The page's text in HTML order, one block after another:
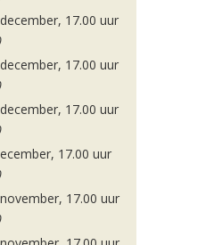
17.00 uur
17.00 uur
17.00 uur
17.00 uur
17.00 uur